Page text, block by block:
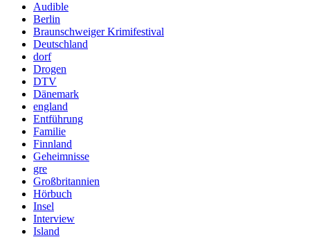
Audible
Berlin
Braunschweiger Krimifestival
Deutschland
dorf
Drogen
DTV
Dänemark
england
Entführung
Familie
Finnland
Geheimnisse
gre
Großbritannien
Hörbuch
Insel
Interview
Island